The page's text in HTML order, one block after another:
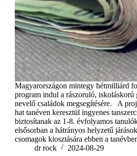
Magyarországon mintegy hétmilliárd
program indul a rászoruló, iskoláskorú
nevelő családok megsegítésére. A
hat tanéven keresztül ingyenes
biztosítanak az 1-8. évfolyamos
elsősorban a hátrányos helyzetű
csomagok kiosztására ebben a
dr rock
2024-08-29